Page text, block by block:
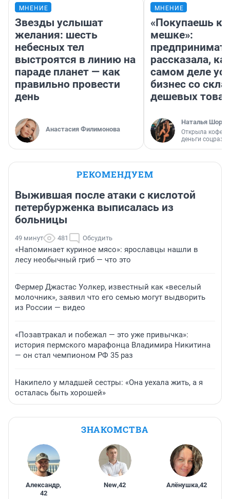
МНЕНИЕ
Звезды услышат
желания: шесть
небесных тел
выстроятся в линию на
параде планет — как
правильно провести
день
Анастасия Филимонова
МНЕНИЕ
«Покупаешь
мешке»:
рассказала,
самом деле
бизнес со
дешевых
Наталья
Открыла
деньги
РЕКОМЕНДУЕМ
Выжившая после атаки с кислотой
петербурженка выписалась из
больницы
49 минут 481 Обсудить
«Напоминает куриное мясо»: ярославцы нашли в
лесу необычный гриб — что это
Фермер Джастас Уолкер, известный как «веселый
молочник», заявил что его семью могут выдворить
из России — видео
«Позавтракал и побежал — это уже привычка»:
история пермского марафонца Владимира Никитина
— он стал чемпионом РФ 35 раз
Накипело у младшей сестры: «Она уехала жить, а я
осталась быть хорошей»
ЗНАКОМСТВА
Александр,
42
New,42 Алёнушка,42